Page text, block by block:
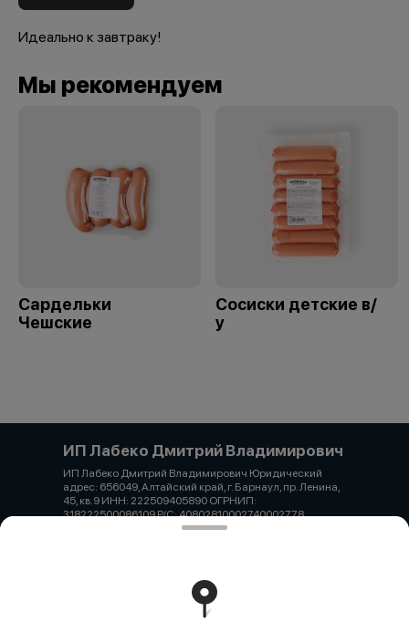
Идеально к завтраку!
Мы рекомендуем
Сардельки
Чешские
Сосиски детские в/
у
ИП Лабеко Дмитрий Владимирович
ИП Лабеко Дмитрий Владимирович Юридический
адрес: 656049, Алтайский край, г. Барнаул, пр. Ленина,
45, кв.9 ИНН: 222509405890 ОГРНИП:
318222500086109 Р/С: 40802810002740002778
Алтайское отделение №8644 ПАО СБЕРБАНК БИК:
Работает на эффективном ядре